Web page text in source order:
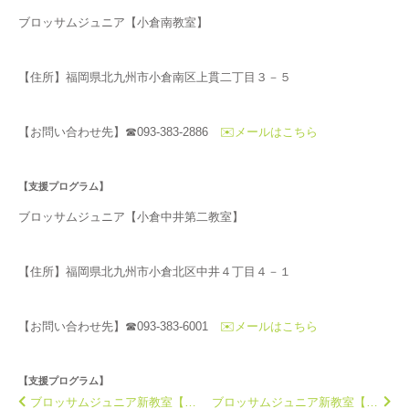
ブロッサムジュニア【小倉南教室】
【住所】福岡県北九州市小倉南区上貫二丁目３－５
【お問い合わせ先】☎093-383-2886 ✉️メールはこちら
【支援プログラム】
ブロッサムジュニア【小倉中井第二教室】
【住所】福岡県北九州市小倉北区中井４丁目４－１
【お問い合わせ先】☎093-383-6001 ✉️メールはこちら
【支援プログラム】